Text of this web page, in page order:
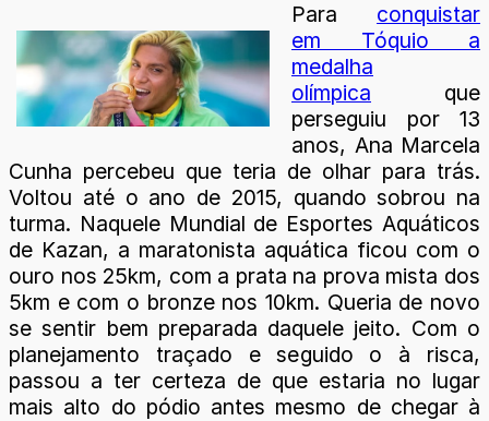
Para conquistar
em Tóquio a
medalha
olímpica que
perseguiu por 13
anos, Ana Marcela
Cunha percebeu que teria de olhar para trás.
Voltou até o ano de 2015, quando sobrou na
turma. Naquele Mundial de Esportes Aquáticos
de Kazan, a maratonista aquática ficou com o
ouro nos 25km, com a prata na prova mista dos
5km e com o bronze nos 10km. Queria de novo
se sentir bem preparada daquele jeito. Com o
planejamento traçado e seguido o à risca,
passou a ter certeza de que estaria no lugar
mais alto do pódio antes mesmo de chegar à